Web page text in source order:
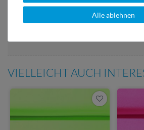
Über 110 Gratis
VIELLEICHT AUCH
Alle ablehnen